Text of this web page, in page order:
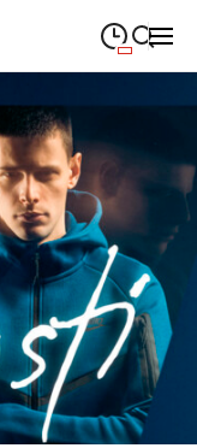
Close search
09:00 — 21:00
09:00—21:00
09:00—21:00
09:00 —21:00
08:00—21:00